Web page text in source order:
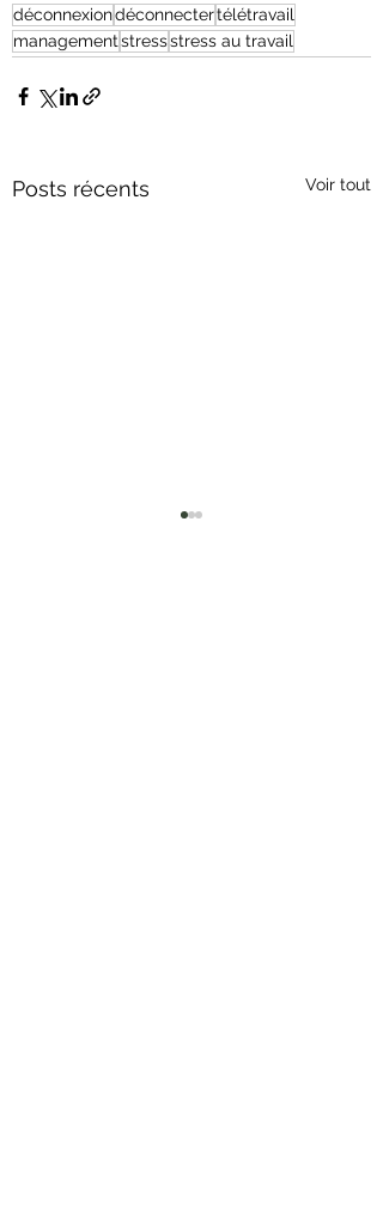
déconnexiondéconnectertélétravail
managementstressstress au travail
Posts récents Voir tout